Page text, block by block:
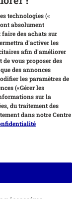
technologies («
absolument
faire des achats sur
d'activer les
afin d'améliorer
vous proposer des
des annonces
les paramètres de
(«Gérer les
sur la
du traitement des
dans notre Centre